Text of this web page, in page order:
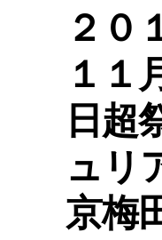
２０
１１
日超
ュリ
京梅